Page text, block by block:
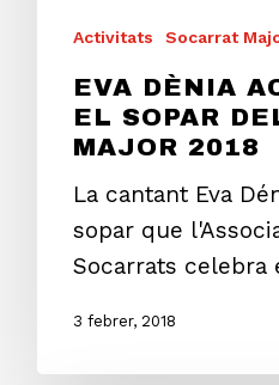
Activitats Socarrat
EVA DÈNIA
EL SOPAR
MAJOR 2018
La cantant Eva
sopar que
Socarrats celebra
3 febrer, 2018